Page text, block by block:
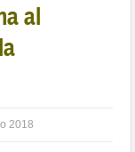
al
2018